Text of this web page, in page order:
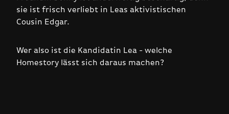
sie ist frisch verliebt in Leas aktivistischen
Cousin Edgar.
Wer also ist die Kandidatin Lea - welche
Homestory lässt sich daraus machen?